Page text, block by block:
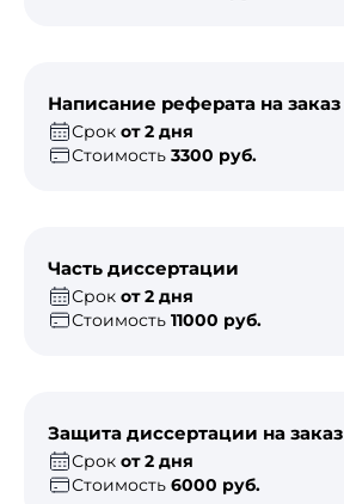
Написание реферата на заказ
Срок от 2 дня
Стоимость 3300 руб.
Часть диссертации
Срок от 2 дня
Стоимость 11000 руб.
Защита диссертации на заказ
Срок от 2 дня
Стоимость 6000 руб.